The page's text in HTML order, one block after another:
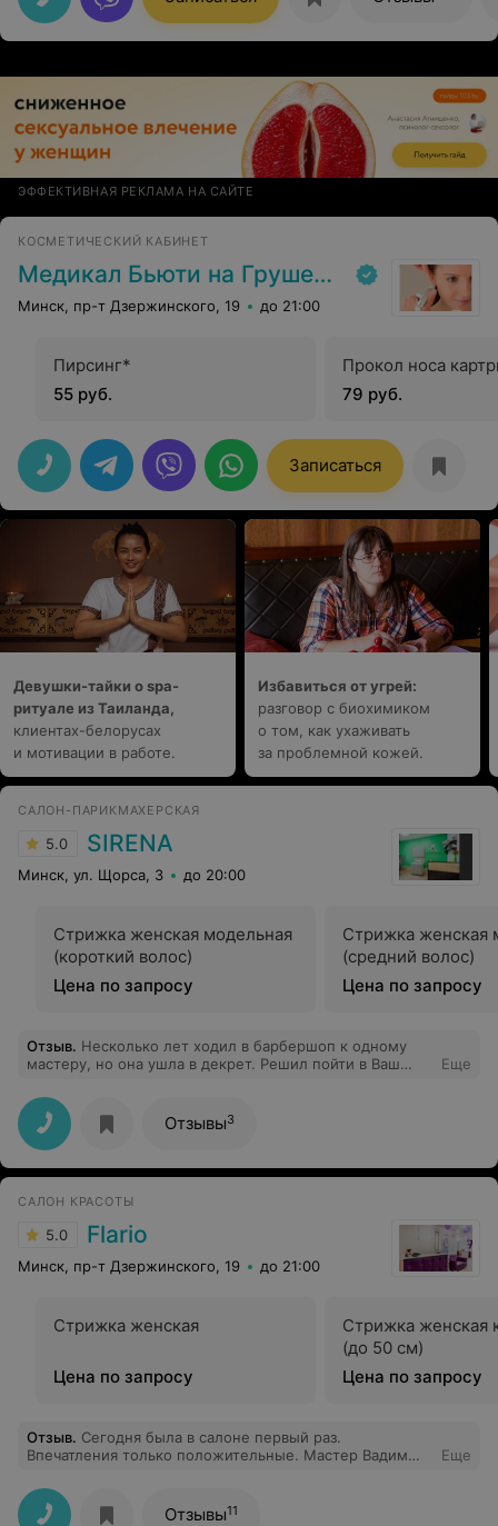
ЭФФЕКТИВНАЯ РЕКЛАМА НА САЙТЕ
КОСМЕТИЧЕСКИЙ КАБИНЕТ
Медикал Бьюти на Грушевке
Минск, пр-т Дзержинского, 19 до 21:00
Пирсинг*
55 руб.
Прокол носа
79 руб.
Записаться
Девушки-тайки о spa-
ритуале из Таиланда,
клиентах-белорусах
и мотивации в работе.
Избавиться от угрей:
разговор с биохимиком
о том, как ухаживать
за проблемной кожей.
САЛОН-ПАРИКМАХЕРСКАЯ
5.0 SIRENA
Минск, ул. Щорса, 3 до 20:00
Стрижка женская модельная
(короткий волос)
Цена по запросу
Стрижка женская
(средний волос)
Цена по запросу
Отзыв. Несколько лет ходил в барбершоп к одному
мастеру, но она ушла в декрет. Решил пойти в Ваш
абсолютно никакой, но стоимость в 2 раза ДЕШЕВЛЕ. И
где же вы раньше были ?))) Большое спасибо мастеру
Лизе! Буду точно у вас через несколько недель.
Еще
Отзывы3
САЛОН КРАСОТЫ
5.0 Flario
Минск, пр-т Дзержинского, 19 до 21:00
Стрижка женская
Цена по запросу
Стрижка женская
(до 50 см)
Цена по запросу
Отзыв. Сегодня была в салоне первый раз.
Впечатления только положительные. Мастер Вадим
советы по уходу за волосами. Приду сюда ещё не раз)
Еще
Отзывы11